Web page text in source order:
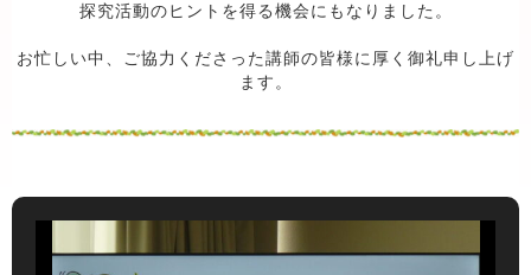
探究活動のヒントを得る機会にもなりました。
お忙しい中、ご協力くださった講師の皆様に厚く御礼申し上げ
ます。